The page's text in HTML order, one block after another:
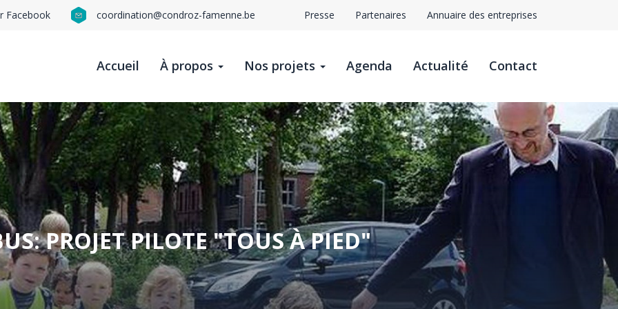
Facebook coordination@condroz-famenne.be
top
bar
Presse Partenaires Annuaire des entreprises
Accueil À propos Nos projets Agenda Actualité Contact
PROJET PILOTE "TOUS À PIED"